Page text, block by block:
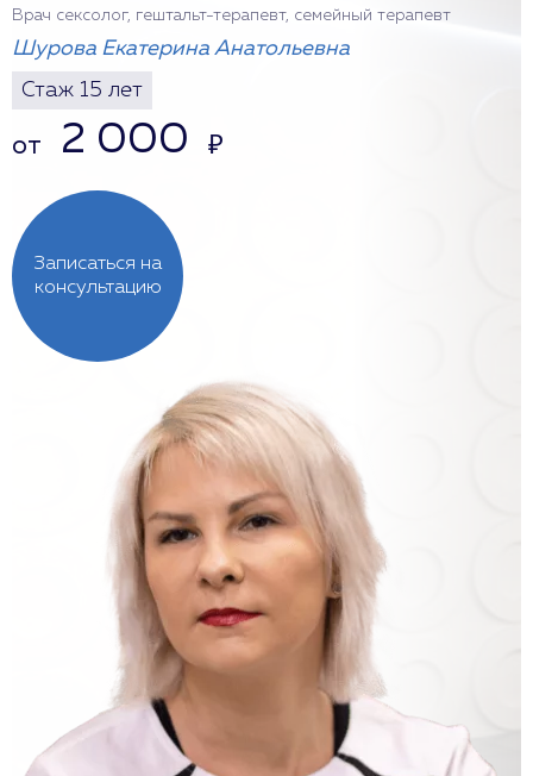
Записаться на
консультацию
Врач сексолог, гештальт-терапевт, семейный терапевт
Шурова Екатерина Анатольевна
Стаж 15 лет
от 2 000 ₽